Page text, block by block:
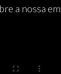
a nossa